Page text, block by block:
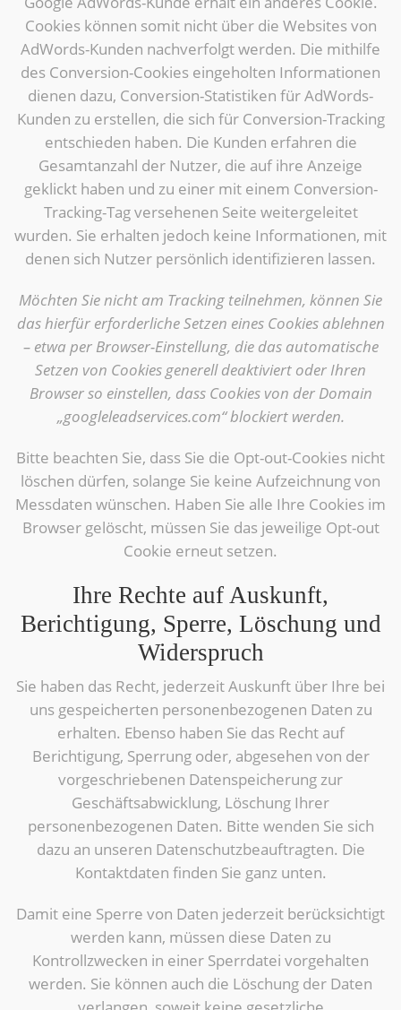
Cookies können somit nicht über die Websites von
AdWords-Kunden nachverfolgt werden. Die mithilfe
des Conversion-Cookies eingeholten Informationen
dienen dazu, Conversion-Statistiken für AdWords-
Kunden zu erstellen, die sich für Conversion-Tracking
entschieden haben. Die Kunden erfahren die
Gesamtanzahl der Nutzer, die auf ihre Anzeige
geklickt haben und zu einer mit einem Conversion-
Tracking-Tag versehenen Seite weitergeleitet
wurden. Sie erhalten jedoch keine Informationen, mit
denen sich Nutzer persönlich identifizieren lassen.
Möchten Sie nicht am Tracking teilnehmen, können Sie
das hierfür erforderliche Setzen eines Cookies ablehnen
– etwa per Browser-Einstellung, die das automatische
Setzen von Cookies generell deaktiviert oder Ihren
Browser so einstellen, dass Cookies von der Domain
„googleleadservices.com“ blockiert werden.
Bitte beachten Sie, dass Sie die Opt-out-Cookies nicht
löschen dürfen, solange Sie keine Aufzeichnung von
Messdaten wünschen. Haben Sie alle Ihre Cookies im
Browser gelöscht, müssen Sie das jeweilige Opt-out
Cookie erneut setzen.
Ihre Rechte auf Auskunft,
Berichtigung, Sperre, Löschung und
Widerspruch
Sie haben das Recht, jederzeit Auskunft über Ihre bei
uns gespeicherten personenbezogenen Daten zu
erhalten. Ebenso haben Sie das Recht auf
Berichtigung, Sperrung oder, abgesehen von der
vorgeschriebenen Datenspeicherung zur
Geschäftsabwicklung, Löschung Ihrer
personenbezogenen Daten. Bitte wenden Sie sich
dazu an unseren Datenschutzbeauftragten. Die
Kontaktdaten finden Sie ganz unten.
Damit eine Sperre von Daten jederzeit berücksichtigt
werden kann, müssen diese Daten zu
Kontrollzwecken in einer Sperrdatei vorgehalten
werden. Sie können auch die Löschung der Daten